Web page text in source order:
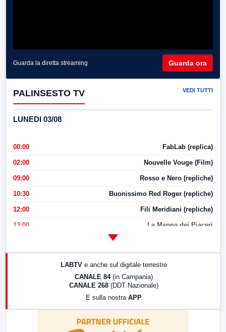
Guarda la diretta streaming Guarda ora
PALINSESTO TV VEDI TUTTI
LUNEDI 03/08
00:00 FabLab (replica)
02:00 Nouvelle Vouge (Film)
09:00 Rosso e Nero (repliche)
10:30 Buonissimo Red Roger (repliche)
12:00 Fili Meridiani (repliche)
13:00 La Mappa dei Piaceri
LABTV e anche sul digitale terrestre
CANALE 84 (in Campania)
CANALE 268 (DDT Nazionale)
E sulla nostra APP